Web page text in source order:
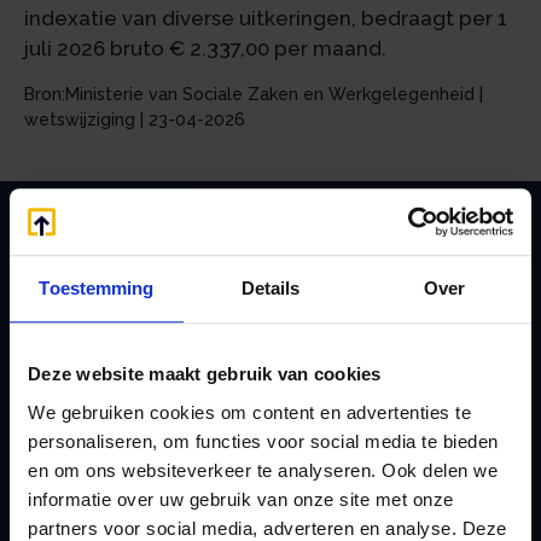
Toestemming Details Over
Deze website maakt gebruik van cookies
We gebruiken cookies om content en advertenties te
personaliseren, om functies voor social media te bieden
en om ons websiteverkeer te analyseren. Ook delen we
informatie over uw gebruik van onze site met onze
partners voor social media, adverteren en analyse. Deze
indexatie van diverse uitkeringen, bedraagt per 1
juli 2026 bruto € 2.337,00 per maand.
Bron:Ministerie van Sociale Zaken en Werkgelegenheid |
wetswijziging | 23-04-2026
Zoeken
Afkoop Stamrecht
Belastingdienst
Jaarstukken opstellen
L
Lenen van de BV